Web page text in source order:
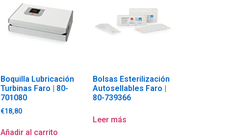
Boquilla Lubricación
Turbinas Faro | 80-
701080
€18,80
Añadir al carrito
Bolsas Esterilización
Autosellables Faro |
80-739366
Leer más